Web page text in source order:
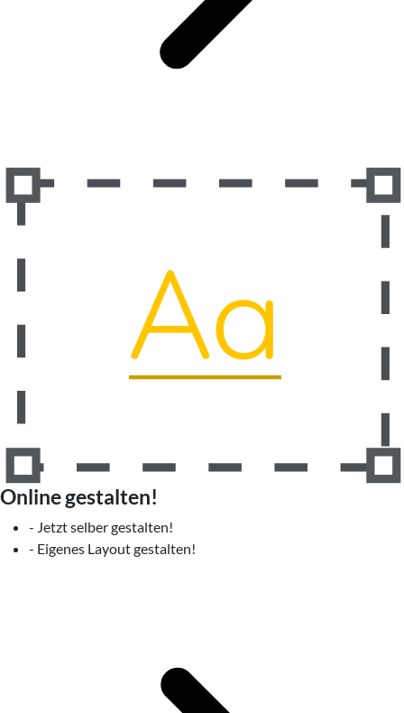
Online gestalten!
- Jetzt selber gestalten!
- Eigenes Layout gestalten!